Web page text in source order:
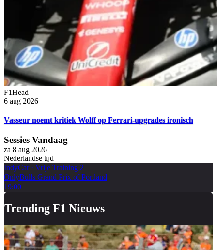
F1Head
6 aug 2026
Vasseur noemt kritiek Wolff op Ferrari-upgrades ironisch
Sessies Vandaag
za 8 aug 2026
Nederlandse tijd
IndyCar· Vrije Training 2
OnlyBulls Grand Prix of Portland
19:00
Trending F1 Nieuws